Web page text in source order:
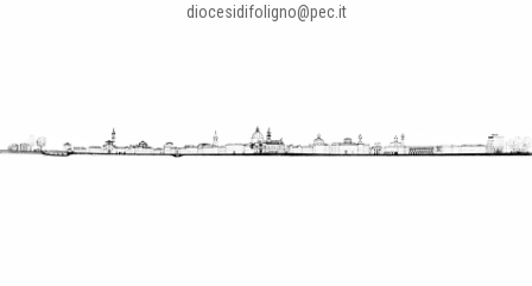
diocesidifoligno@pec.it